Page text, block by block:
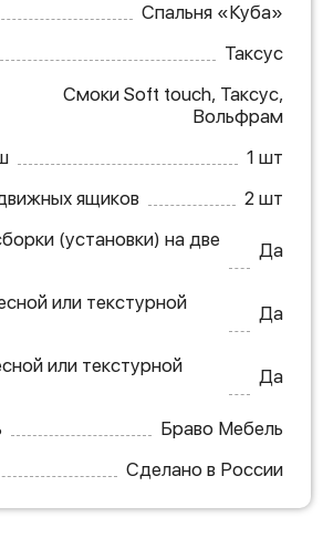
Спальня «Куба»
Таксус
Смоки Soft touch, Таксус,
Вольфрам
1 шт
ящиков
2 шт
(установки) на две
Да
или текстурной
Да
или текстурной
Да
Браво Мебель
Сделано в России